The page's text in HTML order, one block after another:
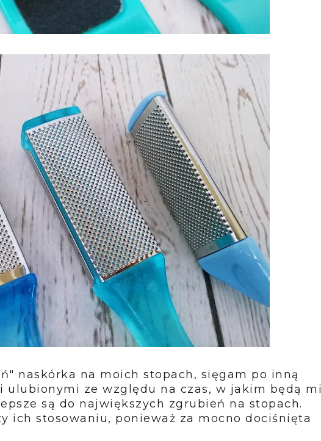
naskórka na moich stopach, sięgam po inną
ulubionymi ze względu na czas, w jakim będą mi
są do największych zgrubień na stopach.
ich stosowaniu, ponieważ za mocno dociśnięta